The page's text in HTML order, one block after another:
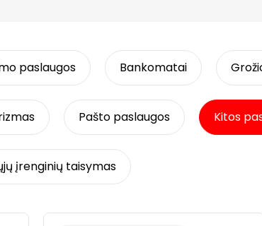
paslaugos Bankomatai
Pašto paslaugos Kitos
įrenginių taisymas